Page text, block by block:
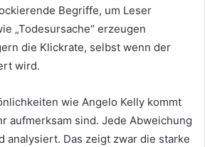
Begriffe, um Leser
„Todesursache“ erzeugen
die Klickrate, selbst wenn der
wird.
wie Angelo Kelly kommt
aufmerksam sind. Jede Abweichung
analysiert. Das zeigt zwar die starke